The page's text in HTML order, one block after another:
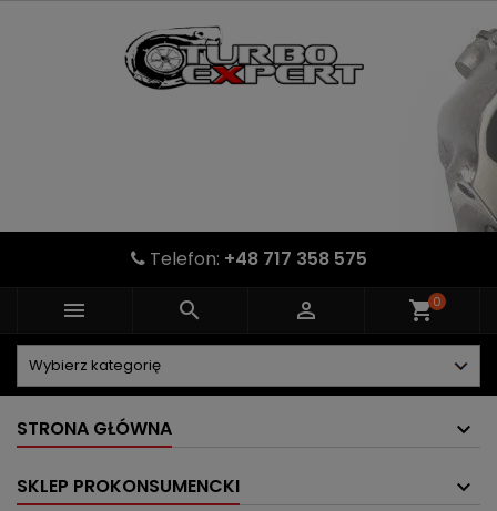
Telefon: +48 717 358 575
   shopping_cart0
STRONA GŁÓWNA
SKLEP PROKONSUMENCKI